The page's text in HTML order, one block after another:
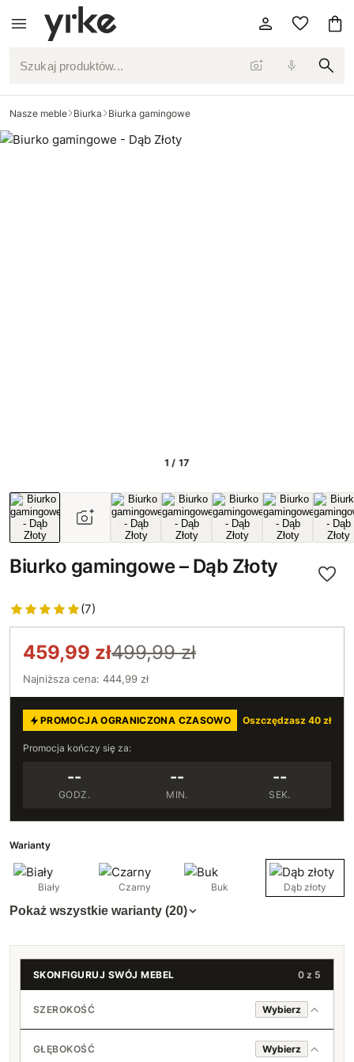
Szukaj produktów...
Nasze meble Biurka Biurka gamingowe
1 / 17
Biurko gamingowe – Dąb Złoty
(7)
459,99 zł499,99 zł
Najniższa cena: 444,99 zł
PROMOCJA OGRANICZONA CZASOWO Oszczędzasz 40 zł
Promocja kończy się za:
--
GODZ.
--
MIN.
--
SEK.
Warianty
Biały Czarny Buk Dąb złoty
Pokaż wszystkie warianty (20)
SKONFIGURUJ SWÓJ MEBEL 0 z 5
SZEROKOŚĆ Wybierz
GŁĘBOKOŚĆ Wybierz